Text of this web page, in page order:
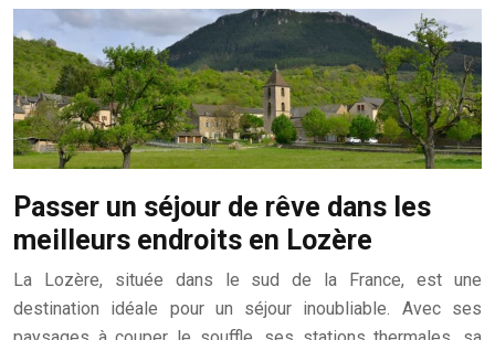
Passer un séjour de rêve dans les
meilleurs endroits en Lozère
La Lozère, située dans le sud de la France, est une
destination idéale pour un séjour inoubliable. Avec ses